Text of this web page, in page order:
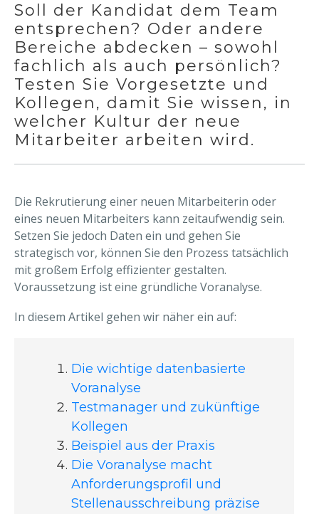
Soll der Kandidat dem Team
entsprechen? Oder andere
Bereiche abdecken – sowohl
fachlich als auch persönlich?
Testen Sie Vorgesetzte und
Kollegen, damit Sie wissen, in
welcher Kultur der neue
Mitarbeiter arbeiten wird.
Die Rekrutierung einer neuen Mitarbeiterin oder
eines neuen Mitarbeiters kann zeitaufwendig sein.
Setzen Sie jedoch Daten ein und gehen Sie
strategisch vor, können Sie den Prozess tatsächlich
mit großem Erfolg effizienter gestalten.
Voraussetzung ist eine gründliche Voranalyse.
In diesem Artikel gehen wir näher ein auf:
Die wichtige datenbasierte
Voranalyse
Testmanager und zukünftige
Kollegen
Beispiel aus der Praxis
Die Voranalyse macht
Anforderungsprofil und
Stellenausschreibung präzise